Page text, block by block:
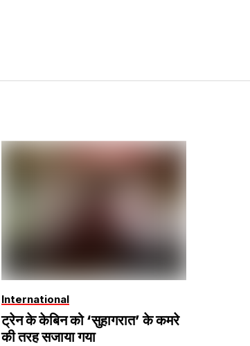
International
ट्रेन के केबिन को ‘सुहागरात’ के कमरे
की तरह सजाया गया